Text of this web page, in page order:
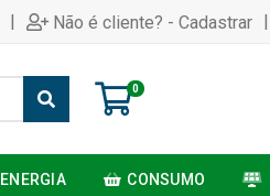
| Não é cliente? - Cadastrar |
0
ENERGIA CONSUMO